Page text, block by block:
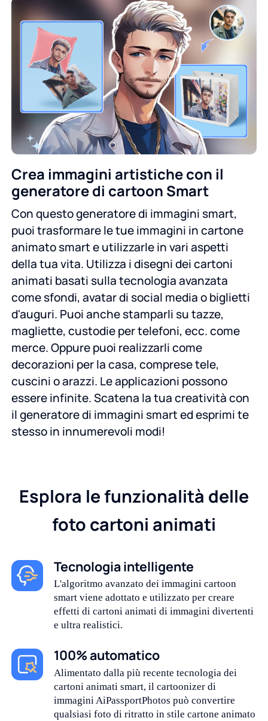
Crea immagini artistiche con il
generatore di cartoon Smart
Con questo generatore di immagini smart,
puoi trasformare le tue immagini in cartone
animato smart e utilizzarle in vari aspetti
della tua vita. Utilizza i disegni dei cartoni
animati basati sulla tecnologia avanzata
come sfondi, avatar di social media o biglietti
d'auguri. Puoi anche stamparli su tazze,
magliette, custodie per telefoni, ecc. come
merce. Oppure puoi realizzarli come
decorazioni per la casa, comprese tele,
cuscini o arazzi. Le applicazioni possono
essere infinite. Scatena la tua creatività con
il generatore di immagini smart ed esprimi te
stesso in innumerevoli modi!
Esplora le funzionalità delle
foto cartoni animati
Tecnologia intelligente
L'algoritmo avanzato dei immagini cartoon
smart viene adottato e utilizzato per creare
effetti di cartoni animati di immagini divertenti
e ultra realistici.
100% automatico
Alimentato dalla più recente tecnologia dei
cartoni animati smart, il cartoonizer di
immagini AiPassportPhotos può convertire
qualsiasi foto di ritratto in stile cartone animato